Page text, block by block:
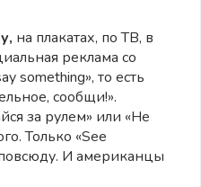
на плакатах, по ТВ, в
реклама со
something», то есть
сообщи!».
за рулем» или «Не
Только «See
И американцы